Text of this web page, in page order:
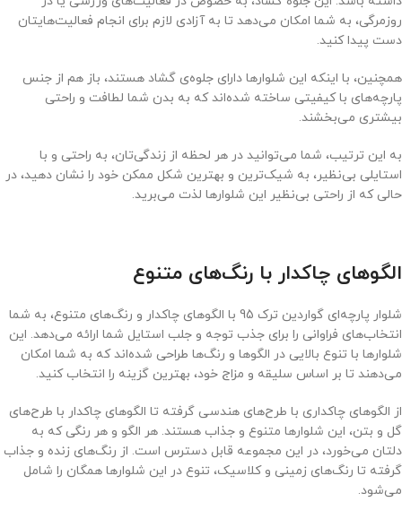
روزمرگی، به شما امکان می‌دهد تا به آزادی لازم برای انجام فعالیت‌هایتان
دست پیدا کنید.
همچنین، با اینکه این شلوارها دارای جلوه‌ی گشاد هستند، باز هم از جنس
پارچه‌های با کیفیتی ساخته شده‌اند که به بدن شما لطافت و راحتی
بیشتری می‌بخشند.
به این ترتیب، شما می‌توانید در هر لحظه از زندگی‌تان، به راحتی و با
استایلی بی‌نظیر، به شیک‌ترین و بهترین شکل ممکن خود را نشان دهید، در
حالی که از راحتی بی‌نظیر این شلوارها لذت می‌برید.
الگوهای چاکدار با رنگ‌های متنوع
شلوار پارچه‌ای گواردین ترک 95 با الگوهای چاکدار و رنگ‌های متنوع، به شما
انتخاب‌های فراوانی را برای جذب توجه و جلب استایل شما ارائه می‌دهد. این
شلوارها با تنوع بالایی در الگوها و رنگ‌ها طراحی شده‌اند که به شما امکان
می‌دهند تا بر اساس سلیقه و مزاج خود، بهترین گزینه را انتخاب کنید.
از الگوهای چاکداری با طرح‌های هندسی گرفته تا الگوهای چاکدار با طرح‌های
گل و بتن، این شلوارها متنوع و جذاب هستند. هر الگو و هر رنگی که به
دلتان می‌خورد، در این مجموعه قابل دسترس است. از رنگ‌های زنده و جذاب
گرفته تا رنگ‌های زمینی و کلاسیک، تنوع در این شلوارها همگان را شامل
می‌شود.